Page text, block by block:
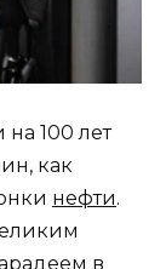
100 лет
как
нефти.
в